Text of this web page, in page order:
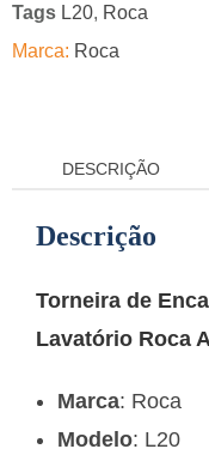
Tags L20, Roca
Marca: Roca
DESCRIÇÃO
Descrição
Torneira de
Lavatório Roca
Marca: Roca
Modelo: L20